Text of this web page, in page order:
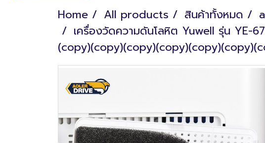
Home All products สินค้าทั้งหมด
เครื่องวัดความดันโลหิต Yuwell รุ่น